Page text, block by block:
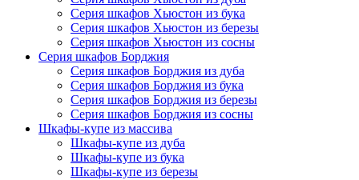
Серия шкафов Хьюстон из бука
Серия шкафов Хьюстон из березы
Серия шкафов Хьюстон из сосны
Серия шкафов Борджия
Серия шкафов Борджия из дуба
Серия шкафов Борджия из бука
Серия шкафов Борджия из березы
Серия шкафов Борджия из сосны
Шкафы-купе из массива
Шкафы-купе из дуба
Шкафы-купе из бука
Шкафы-купе из березы